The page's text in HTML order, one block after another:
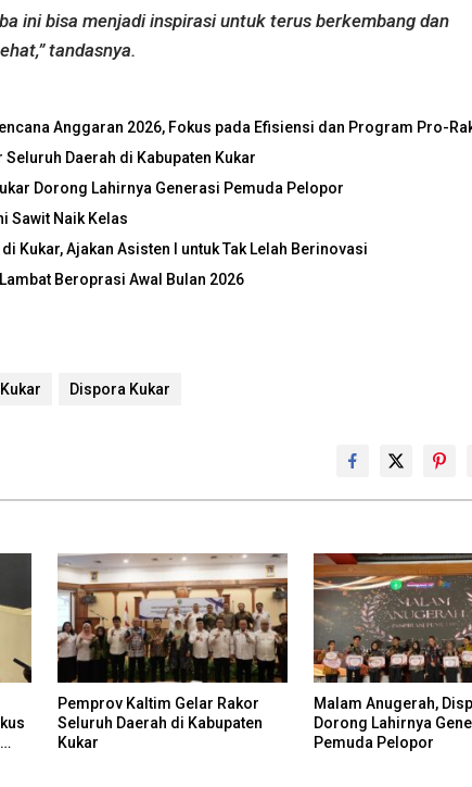
ini bisa menjadi inspirasi untuk terus berkembang dan
tandasnya.
Anggaran 2026, Fokus pada Efisiensi dan Program Pro-
Daerah di Kabupaten Kukar
Dorong Lahirnya Generasi Pemuda Pelopor
Sawit Naik Kelas
Kukar, Ajakan Asisten I untuk Tak Lelah Berinovasi
Beroprasi Awal Bulan 2026
Dispora Kukar
Pemprov Kaltim Gelar Rakor
Seluruh Daerah di Kabupaten
Kukar
Malam Anugerah,
Dorong Lahirnya
Pemuda Pelopor